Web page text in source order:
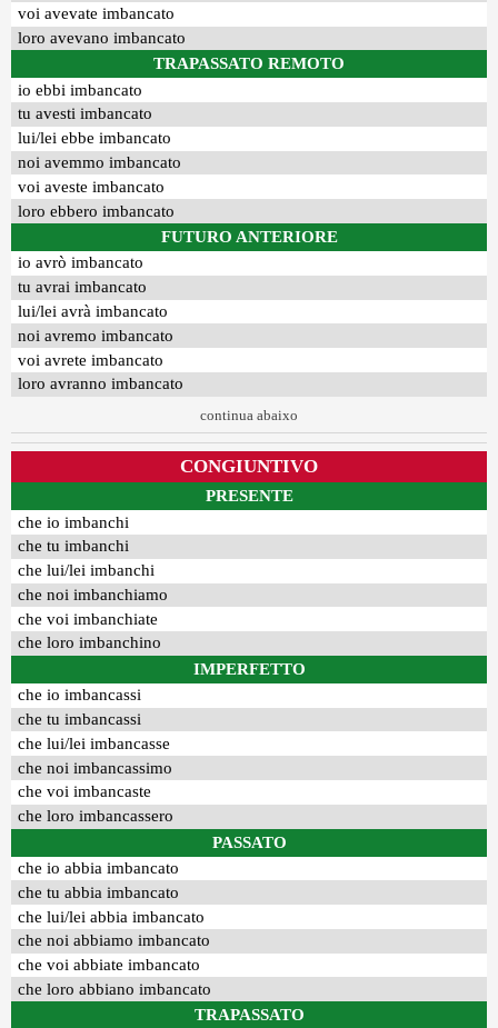
voi avevate imbancato
loro avevano imbancato
TRAPASSATO REMOTO
io ebbi imbancato
tu avesti imbancato
lui/lei ebbe imbancato
noi avemmo imbancato
voi aveste imbancato
loro ebbero imbancato
FUTURO ANTERIORE
io avrò imbancato
tu avrai imbancato
lui/lei avrà imbancato
noi avremo imbancato
voi avrete imbancato
loro avranno imbancato
continua abaixo
CONGIUNTIVO
PRESENTE
che io imbanchi
che tu imbanchi
che lui/lei imbanchi
che noi imbanchiamo
che voi imbanchiate
che loro imbanchino
IMPERFETTO
che io imbancassi
che tu imbancassi
che lui/lei imbancasse
che noi imbancassimo
che voi imbancaste
che loro imbancassero
PASSATO
che io abbia imbancato
che tu abbia imbancato
che lui/lei abbia imbancato
che noi abbiamo imbancato
che voi abbiate imbancato
che loro abbiano imbancato
TRAPASSATO